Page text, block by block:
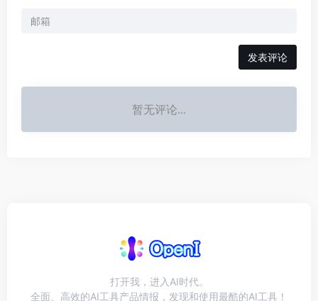
发表评论
暂无评论...
打开我，进入AI时代。
全面、高效的AI工具产品情报，发现和使用最酷的AI工具！